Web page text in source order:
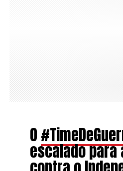
O
escalado para